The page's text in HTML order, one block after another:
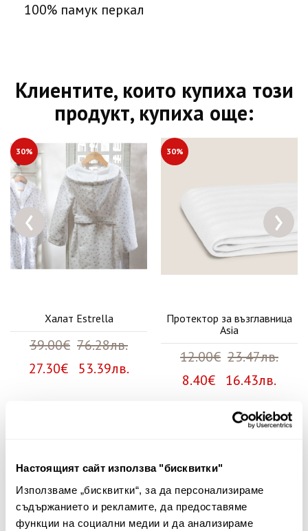
Настоящият сайт използва "бисквитки"
Използваме „бисквитки“, за да персонализираме
съдържанието и рекламите, да предоставяме
функции на социални медии и да анализираме
100% памук перкал
Клиентите, които купиха този
продукт, купиха още:
30%
Халат Estrella
39.00€ 76.28лв.
27.30€ 53.39лв.
30%
Протектор за възглавница
Asia
12.00€ 23.47лв.
8.40€ 16.43лв.
‹ ›
Споделете Вашето мнение